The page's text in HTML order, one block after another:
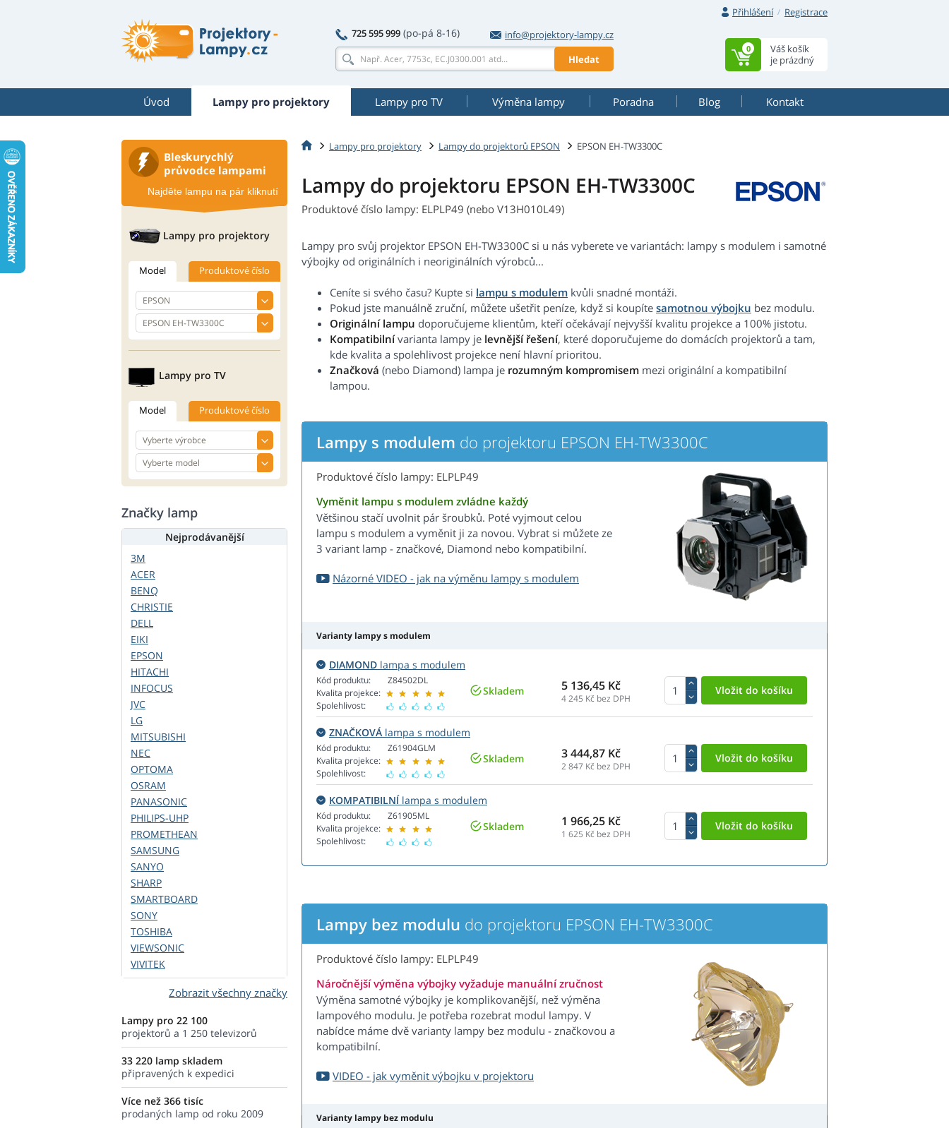
Přihlášení
Registrace
725 595 999 (po-pá 8-16)
info@projektory-lampy.cz
Hledat
Váš košík
je prázdný
0
Úvod Lampy pro projektory Lampy pro TV Výměna lampy Poradna Blog Kontakt
Lampy pro projektory Lampy do projektorů EPSON EPSON EH-TW3300C
Lampy do projektoru EPSON EH-TW3300C
Produktové číslo lampy: ELPLP49 (nebo V13H010L49)
Lampy pro svůj projektor EPSON EH-TW3300C si u nás vyberete ve variantách: lampy s modulem i samotné
výbojky od originálních i neoriginálních výrobců...
Ceníte si svého času? Kupte si lampu s modulem kvůli snadné montáži.
Pokud jste manuálně zruční, můžete ušetřit peníze, když si koupíte samotnou výbojku bez modulu.
Originální lampu doporučujeme klientům, kteří očekávají nejvyšší kvalitu projekce a 100% jistotu.
Kompatibilnívarianta lampy je levnější řešení, které doporučujeme do domácích projektorů a tam,
kde kvalita a spolehlivost projekce není hlavní prioritou.
Značková (nebo Diamond) lampa je rozumným kompromisem mezi originální a kompatibilní
lampou.
Lampy s modulem do projektoru EPSON EH-TW3300C
Produktové číslo lampy: ELPLP49
Vyměnit lampu s modulem zvládne každý
Většinou stačí uvolnit pár šroubků. Poté vyjmout celou
lampu s modulem a vyměnit ji za novou. Vybrat si můžete ze
3 variant lamp - značkové, Diamond nebo kompatibilní.
Názorné VIDEO - jak na výměnu lampy s modulem
Varianty lampy s modulem
DIAMOND lampa s modulem
Kód produktu:
Kvalita projekce:
Spolehlivost:
Z84502DL
Skladem 5 136,45 Kč
4 245 Kč bez DPH
ZNAČKOVÁ lampa s modulem
Kód produktu:
Kvalita projekce:
Spolehlivost:
Z61904GLM
Skladem 3 444,87 Kč
2 847 Kč bez DPH
KOMPATIBILNÍlampa s modulem
Kód produktu:
Kvalita projekce:
Spolehlivost:
Z61905ML
Skladem 1 966,25 Kč
1 625 Kč bez DPH
Lampy bez modulu do projektoru EPSON EH-TW3300C
Produktové číslo lampy: ELPLP49
Náročnější výměna výbojky vyžaduje manuální zručnost
Výměna samotné výbojky je komplikovanější, než výměna
lampového modulu. Je potřeba rozebrat modul lampy. V
nabídce máme dvě varianty lampy bez modulu - značkovou a
kompatibilní.
VIDEO - jak vyměnit výbojku v projektoru
Varianty lampy bez modulu
Bleskurychlý
průvodce lampami
Najděte lampu na pár kliknutí
Lampy pro projektory
Model Produktové číslo
Lampy pro TV
Model Produktové číslo
Značky lamp
Nejprodávanější
3M
ACER
BENQ
CHRISTIE
DELL
EIKI
EPSON
HITACHI
INFOCUS
JVC
LG
MITSUBISHI
NEC
OPTOMA
OSRAM
PANASONIC
PHILIPS-UHP
PROMETHEAN
SAMSUNG
SANYO
SHARP
SMARTBOARD
SONY
TOSHIBA
VIEWSONIC
VIVITEK
Zobrazit všechny značky
Lampy pro 22 100
projektorů a 1 250 televizorů
33 220 lamp skladem
připravených k expedici
Více než 366 tisíc
prodaných lamp od roku 2009